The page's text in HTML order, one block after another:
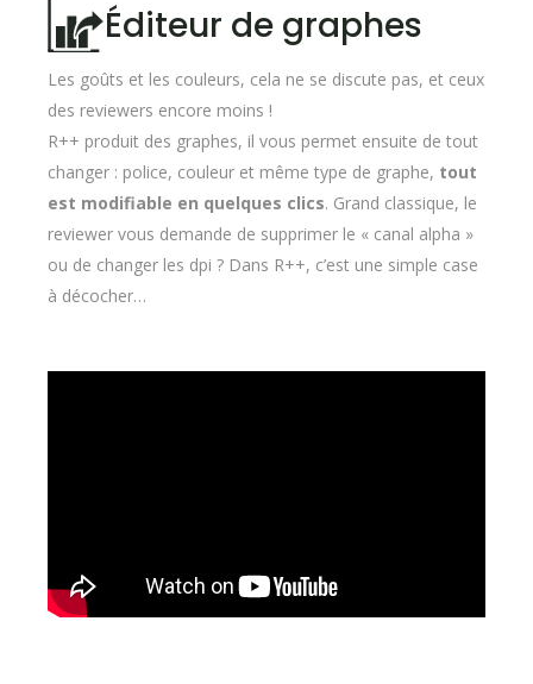
Éditeur de graphes
Les goûts et les couleurs, cela ne se discute pas, et ceux
des reviewers encore moins !
R++ produit des graphes, il vous permet ensuite de tout
changer : police, couleur et même type de graphe, tout
est modifiable en quelques clics. Grand classique, le
reviewer vous demande de supprimer le « canal alpha »
ou de changer les dpi ? Dans R++, c’est une simple case
à décocher…